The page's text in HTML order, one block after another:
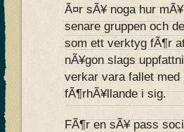
Ã¤r sÃ¥ noga hur
senare gruppen och
som ett verktyg fÃ¶r
nÃ¥gon slags
verkar vara fallet
fÃ¶rhÃ¥llande i sig.
FÃ¶r en sÃ¥ pass